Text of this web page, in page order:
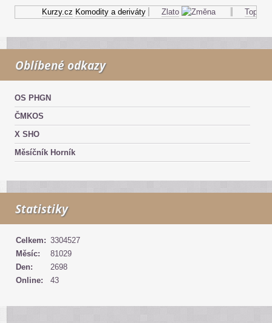
Kurzy.cz Komodity a deriváty Zlato Topný olej
Oblíbené odkazy
OS PHGN
ČMKOS
X SHO
Měsíčník Horník
Statistiky
Online: 43
Celkem: 3304527
Měsíc:
81029
Den:
2698